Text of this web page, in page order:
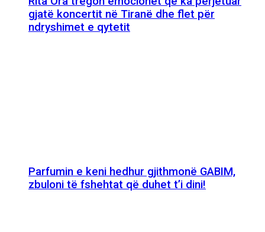
gjatë koncertit në Tiranë dhe flet për
ndryshimet e qytetit
Parfumin e keni hedhur gjithmonë GABIM,
zbuloni të fshehtat që duhet t’i dini!